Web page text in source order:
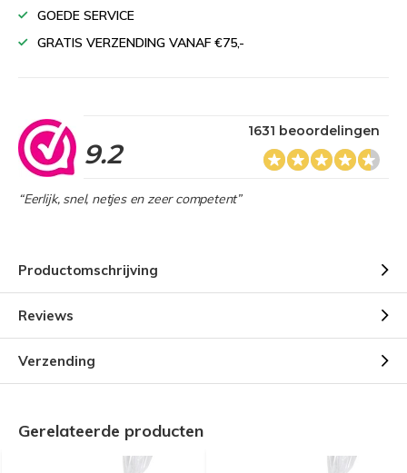
GOEDE SERVICE
GRATIS VERZENDING VANAF €75,-
9.2
1631 beoordelingen
“Eerlijk, snel, netjes en zeer competent”
Productomschrijving
Reviews
Verzending
Gerelateerde producten